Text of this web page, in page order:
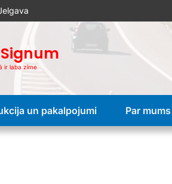
ir laba zīme
un pakalpojumi Par mums